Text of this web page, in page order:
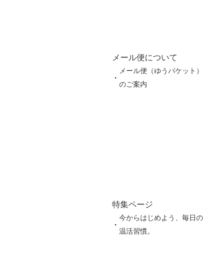
メール便について
メール便（ゆうパケット）
のご案内
特集ページ
今からはじめよう、毎日の
温活習慣。